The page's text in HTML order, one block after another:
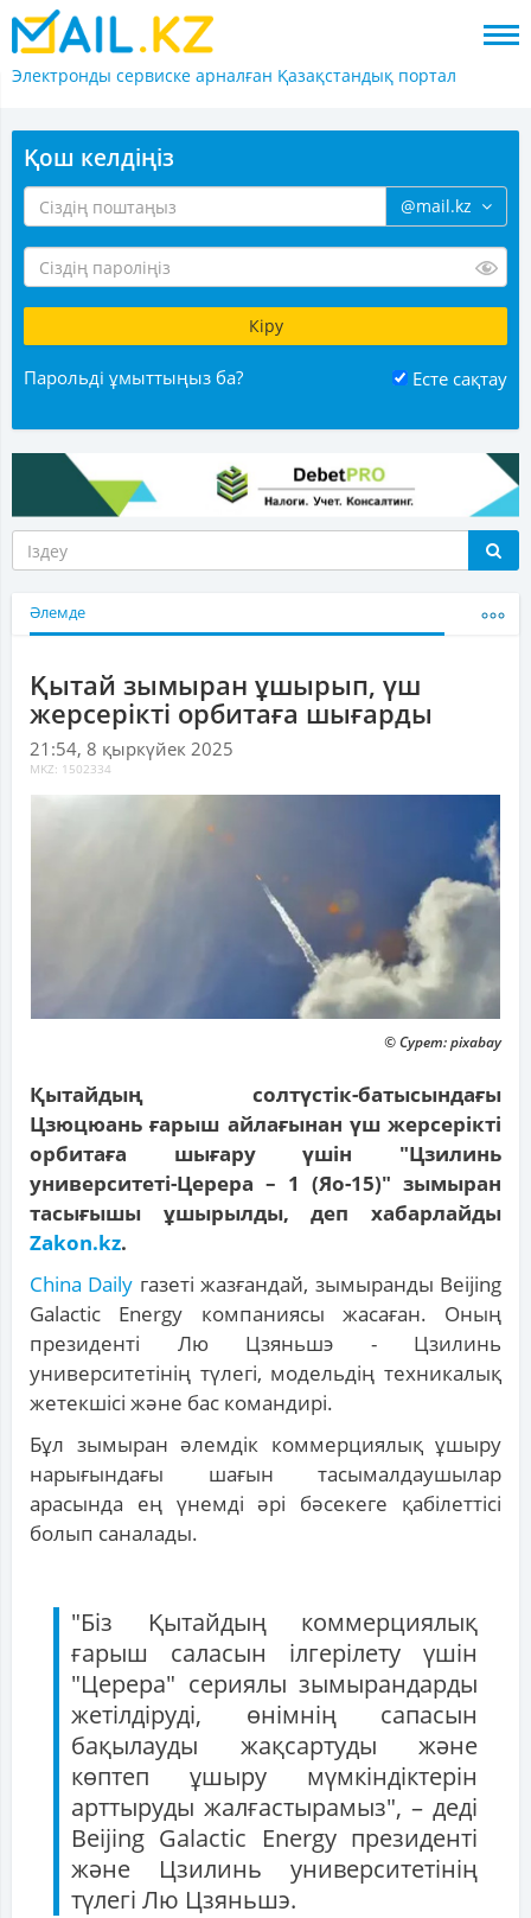
Электронды сервиске арналған Қазақстандық портал
Қош келдіңіз
@mail.kz
Парольді ұмыттыңыз ба? Есте сақтау
Әлемде
Қытай зымыран ұшырып, үш
жерсерікті орбитаға шығарды
21:54, 8 қыркүйек 2025
MKZ: 1502334
© Сурет: pixabay
Қытайдың солтүстік-батысындағы
Цзюцюань ғарыш айлағынан үш жерсерікті
орбитаға шығару үшін "Цзилинь
университеті-Церера – 1 (Яо-15)" зымыран
тасығышы ұшырылды, деп хабарлайды
Zakon.kz.
China Daily газеті жазғандай, зымыранды Beijing
Galactic Energy компаниясы жасаған. Оның
президенті Лю Цзяньшэ - Цзилинь
университетінің түлегі, модельдің техникалық
жетекшісі және бас командирі.
Бұл зымыран әлемдік коммерциялық ұшыру
нарығындағы шағын тасымалдаушылар
арасында ең үнемді әрі бәсекеге қабілеттісі
болып саналады.
"Біз Қытайдың коммерциялық
ғарыш саласын ілгерілету үшін
"Церера" сериялы зымырандарды
жетілдіруді, өнімнің сапасын
бақылауды жақсартуды және
көптеп ұшыру мүмкіндіктерін
арттыруды жалғастырамыз", – деді
Beijing Galactic Energy президенті
және Цзилинь университетінің
түлегі Лю Цзяньшэ.